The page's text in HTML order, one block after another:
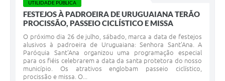
UTILIDADE PÚBLICA
FESTEJOS À PADROEIRA DE URUGUAIANA TERÃO
PROCISSÃO, PASSEIO CICLÍSTICO E MISSA
O próximo dia 26 de julho, sábado, marca a data de festejos
alusivos à padroeira de Uruguaiana: Senhora Sant’Ana. A
Paróquia Sant'Ana organizou uma programação especial
para os fiéis celebrarem a data da santa protetora do nosso
município. Os atrativos englobam passeio ciclístico,
procissão e missa. O...